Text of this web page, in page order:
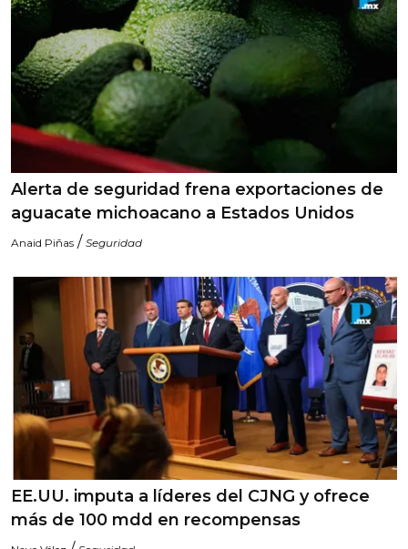
Alerta de seguridad frena exportaciones de
aguacate michoacano a Estados Unidos
Anaid Piñas / Seguridad
EE.UU. imputa a líderes del CJNG y ofrece
más de 100 mdd en recompensas